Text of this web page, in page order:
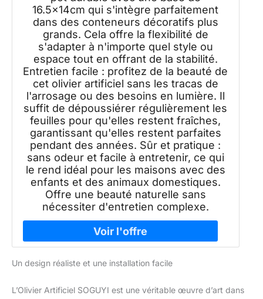
16.5x14cm qui s'intègre parfaitement
dans des conteneurs décoratifs plus
grands. Cela offre la flexibilité de
s'adapter à n'importe quel style ou
espace tout en offrant de la stabilité.
Entretien facile : profitez de la beauté de
cet olivier artificiel sans les tracas de
l'arrosage ou des besoins en lumière. Il
suffit de dépoussiérer régulièrement les
feuilles pour qu'elles restent fraîches,
garantissant qu'elles restent parfaites
pendant des années. Sûr et pratique :
sans odeur et facile à entretenir, ce qui
le rend idéal pour les maisons avec des
enfants et des animaux domestiques.
Offre une beauté naturelle sans
nécessiter d'entretien complexe.
Un design réaliste et une installation facile
L’Olivier Artificiel SOGUYI est une véritable œuvre d’art dans